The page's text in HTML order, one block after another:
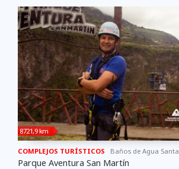
8721,9 km
COMPLEJOS TURÍSTICOS Baños de Agua Santa
Parque Aventura San Martín